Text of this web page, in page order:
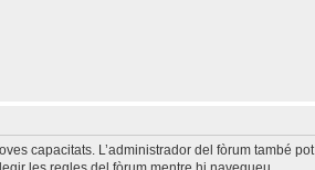
capacitats. L’administrador del fòrum també